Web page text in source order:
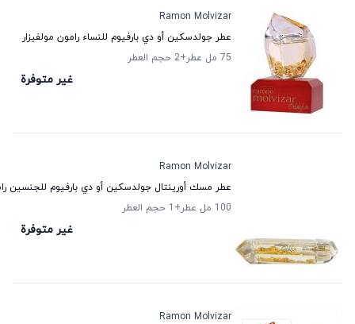
Ramon Molvizar
عطر جولدسكين أو دي بارفيوم للنساء رامون مولفيزار
75 مل عطر
+2 حجم العطر
غير متوفرة
Ramon Molvizar
عطر مسك أورينتال جولدسكين أو دي بارفيوم للجنسين
100 مل عطر
+1 حجم العطر
غير متوفرة
Ramon Molvizar